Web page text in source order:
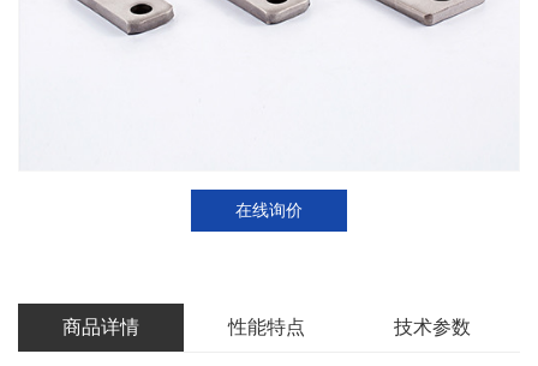
在线询价
商品详情 性能特点 技术参数